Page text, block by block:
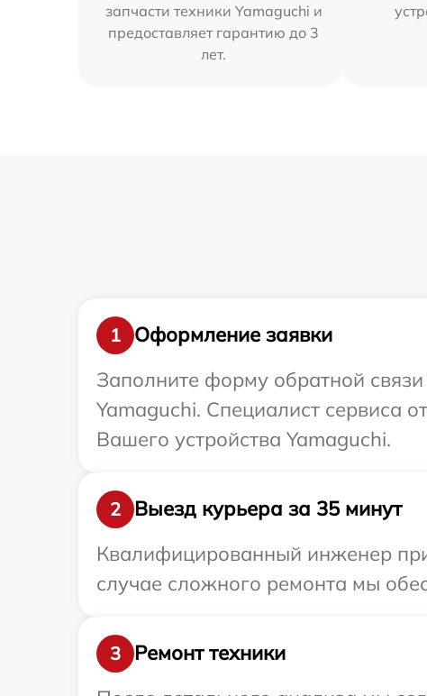
запчасти техники Yamaguchi и
предоставляет гарантию до 3
лет.
1
Оформление заявки
Заполните форму обратной
Yamaguchi. Специалист сервиса
Вашего устройства Yamaguchi.
2
Выезд курьера за 35 минут
Квалифицированный инженер
случае сложного ремонта мы
3
Ремонт техники